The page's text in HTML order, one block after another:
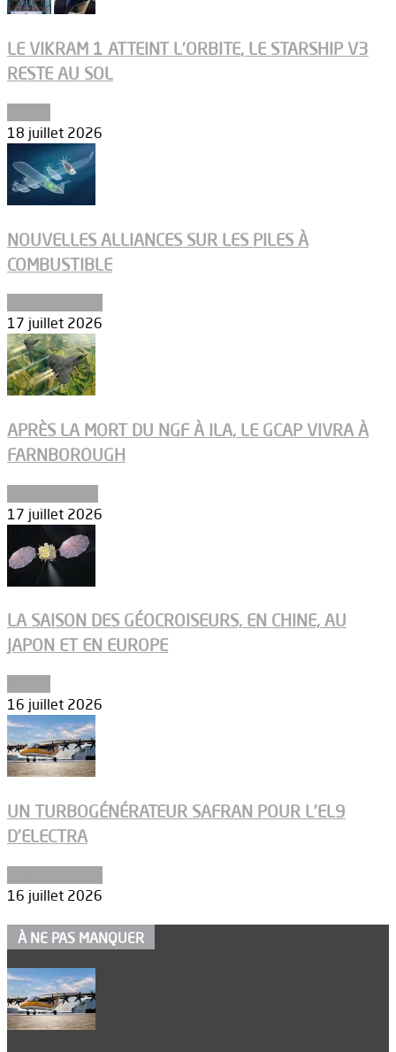
LE VIKRAM 1 ATTEINT L’ORBITE, LE STARSHIP V3
RESTE AU SOL
18 juillet 2026
NOUVELLES ALLIANCES SUR LES PILES À
COMBUSTIBLE
17 juillet 2026
APRÈS LA MORT DU NGF À ILA, LE GCAP VIVRA À
FARNBOROUGH
17 juillet 2026
LA SAISON DES GÉOCROISEURS, EN CHINE, AU
JAPON ET EN EUROPE
16 juillet 2026
UN TURBOGÉNÉRATEUR SAFRAN POUR L’EL9
D’ELECTRA
16 juillet 2026
À NE PAS MANQUER